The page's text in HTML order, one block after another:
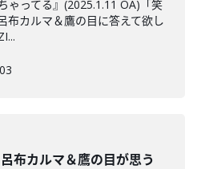
ゃってる』(2025.1.11 OA)「笑
布カルマ＆鷹の目に答えて欲し
布カルマ＆鷹の目が思う